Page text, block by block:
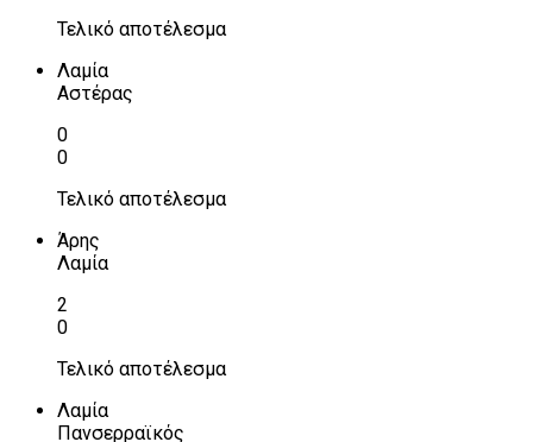
Τελικό αποτέλεσμα
Λαμία
Αστέρας
0
0
Τελικό αποτέλεσμα
Άρης
Λαμία
2
0
Τελικό αποτέλεσμα
Λαμία
Πανσερραϊκός